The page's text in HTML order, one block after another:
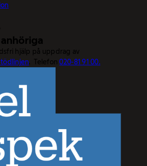
hjälp på uppdrag av
. Telefon020-81 91 00.